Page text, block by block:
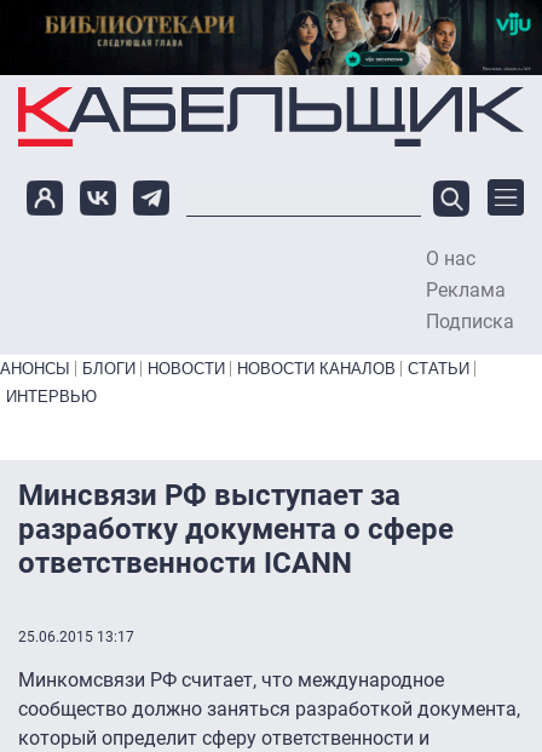
Перейти к основному содержанию
О нас
Реклама
Подписка
Primary links bottom
АНОНСЫ БЛОГИ НОВОСТИ НОВОСТИ КАНАЛОВ
СТАТЬИ
ИНТЕРВЬЮ
Минсвязи РФ выступает за
разработку документа о сфере
ответственности ICANN
25.06.2015 13:17
Минкомсвязи РФ считает, что международное
сообщество должно заняться разработкой документа,
который определит сферу ответственности и